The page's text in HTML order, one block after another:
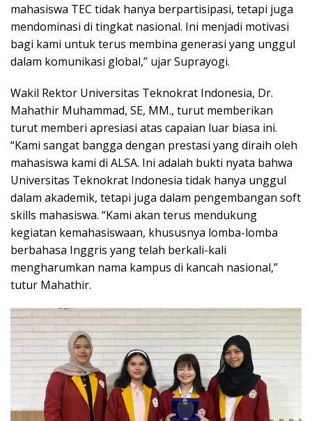
mahasiswa TEC tidak hanya berpartisipasi, tetapi juga
mendominasi di tingkat nasional. Ini menjadi motivasi
bagi kami untuk terus membina generasi yang unggul
dalam komunikasi global,” ujar Suprayogi.
Wakil Rektor Universitas Teknokrat Indonesia, Dr.
Mahathir Muhammad, SE, MM., turut memberikan
turut memberi apresiasi atas capaian luar biasa ini.
“Kami sangat bangga dengan prestasi yang diraih oleh
mahasiswa kami di ALSA. Ini adalah bukti nyata bahwa
Universitas Teknokrat Indonesia tidak hanya unggul
dalam akademik, tetapi juga dalam pengembangan soft
skills mahasiswa. “Kami akan terus mendukung
kegiatan kemahasiswaan, khususnya lomba-lomba
berbahasa Inggris yang telah berkali-kali
mengharumkan nama kampus di kancah nasional,”
tutur Mahathir.